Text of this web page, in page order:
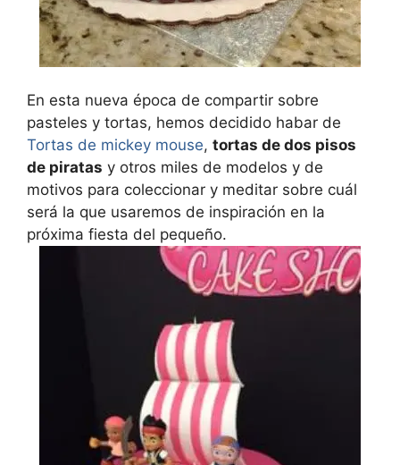
En esta nueva época de compartir sobre
pasteles y tortas, hemos decidido habar de
Tortas de mickey mouse, tortas de dos pisos
de piratas y otros miles de modelos y de
motivos para coleccionar y meditar sobre cuál
será la que usaremos de inspiración en la
próxima fiesta del pequeño.